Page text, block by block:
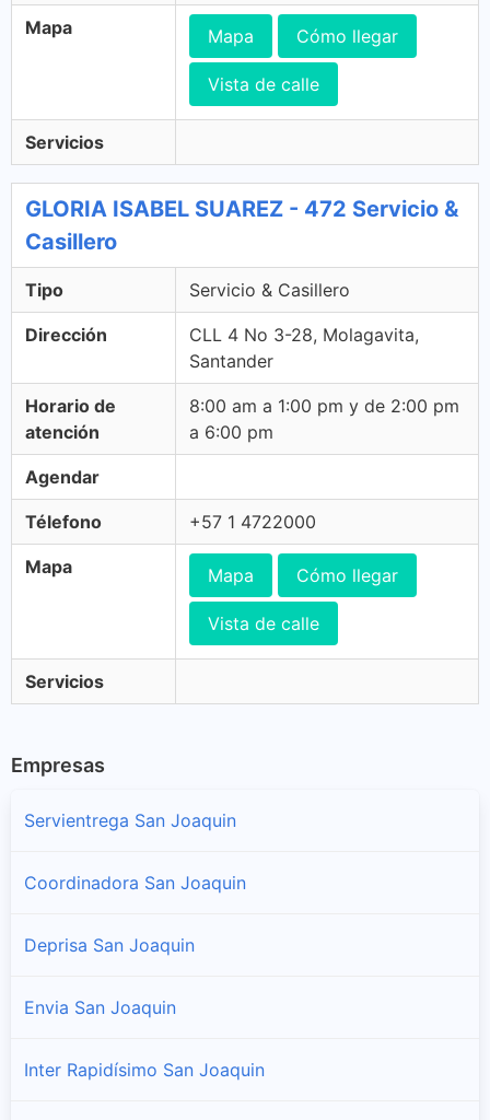
Mapa Mapa Cómo llegar
Vista de calle
Servicios
GLORIA ISABEL SUAREZ - 472 Servicio &
Casillero
Tipo Servicio & Casillero
Dirección
CLL 4 No 3-28, Molagavita,
Santander
Horario de
atención
8:00 am a 1:00 pm y de 2:00 pm
a 6:00 pm
Agendar
Télefono +57 1 4722000
Mapa Mapa Cómo llegar
Vista de calle
Servicios
Empresas
Servientrega San Joaquin
Coordinadora San Joaquin
Deprisa San Joaquin
Envia San Joaquin
Inter Rapidísimo San Joaquin